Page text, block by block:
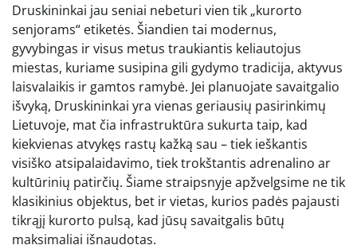
Druskininkai jau seniai nebeturi vien tik „kurorto
senjorams“ etiketės. Šiandien tai modernus,
gyvybingas ir visus metus traukiantis keliautojus
miestas, kuriame susipina gili gydymo tradicija, aktyvus
laisvalaikis ir gamtos ramybė. Jei planuojate savaitgalio
išvyką, Druskininkai yra vienas geriausių pasirinkimų
Lietuvoje, mat čia infrastruktūra sukurta taip, kad
kiekvienas atvykęs rastų kažką sau – tiek ieškantis
visiško atsipalaidavimo, tiek trokštantis adrenalino ar
kultūrinių patirčių. Šiame straipsnyje apžvelgsime ne tik
klasikinius objektus, bet ir vietas, kurios padės pajausti
tikrąjį kurorto pulsą, kad jūsų savaitgalis būtų
maksimaliai išnaudotas.